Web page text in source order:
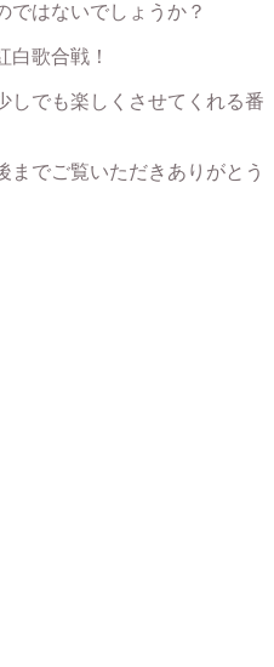
ではないでしょうか？
白歌合戦！
しでも楽しくさせてくれる番
までご覧いただきありがとう